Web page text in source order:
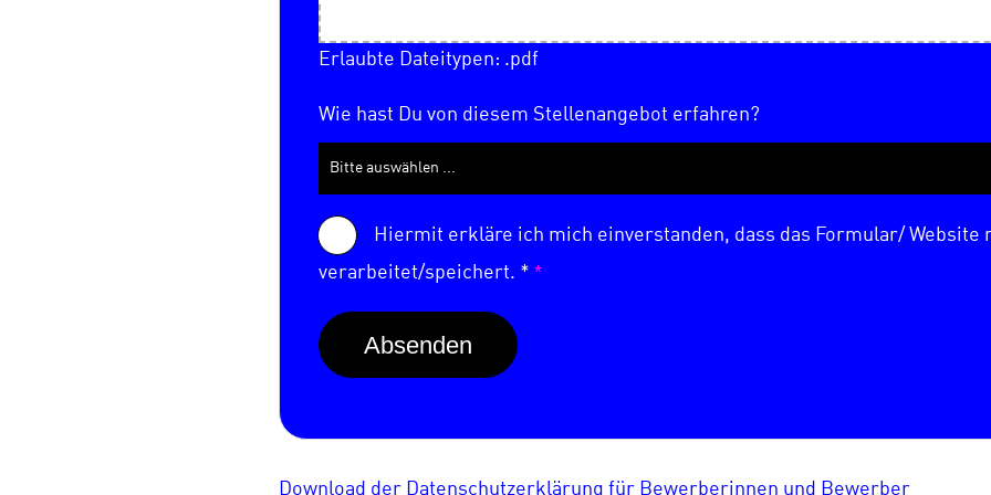
Erlaubte Dateitypen: .pdf
Wie hast Du von diesem Stellenangebot erfahren?
Bitte auswählen ...
Hiermit erkläre ich mich einverstanden, dass das Formular/ Website
verarbeitet/speichert. **
Download der Datenschutzerklärung für Bewerberinnen und Bewerber